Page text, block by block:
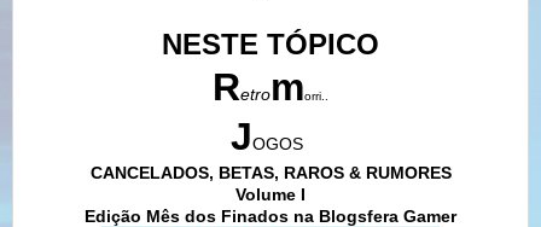
NESTE TÓPICO
Retromorri..
JOGOS
CANCELADOS, BETAS, RAROS & RUMORES
Volume I
Edição Mês dos Finados na Blogsfera Gamer